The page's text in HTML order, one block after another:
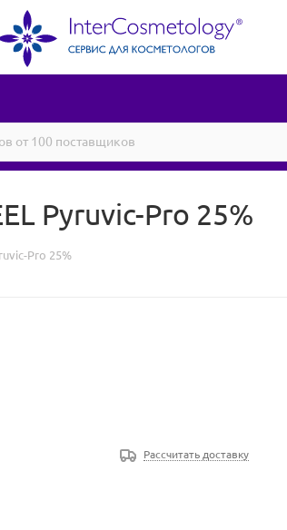
Pyruvic-Pro 25%
Pro 25%
Рассчитать доставку